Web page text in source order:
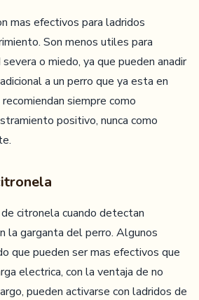
mas efectivos para ladridos
Son menos utiles para
o miedo, ya que pueden anadir
a un perro que ya esta en
siempre como
positivo, nunca como
citronela cuando detectan
la garganta del perro. Algunos
que pueden ser mas efectivos que
electrica, con la ventaja de no
pueden activarse con ladridos de